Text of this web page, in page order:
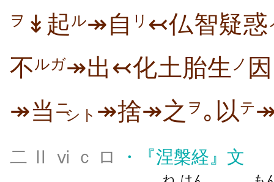
ヲ ↡起 ル↠自 リ ↢仏智疑惑
不 ルガ↠出↢化土胎生 ノ 因
↠当 ニシト ↠捨↠之 ヲ ｡以テ
二 Ⅱ ⅵ ｃ ロ ・ 『涅槃経』文